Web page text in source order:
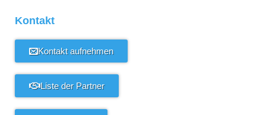
Kontakt
Kontakt aufnehmen
Liste der Partner